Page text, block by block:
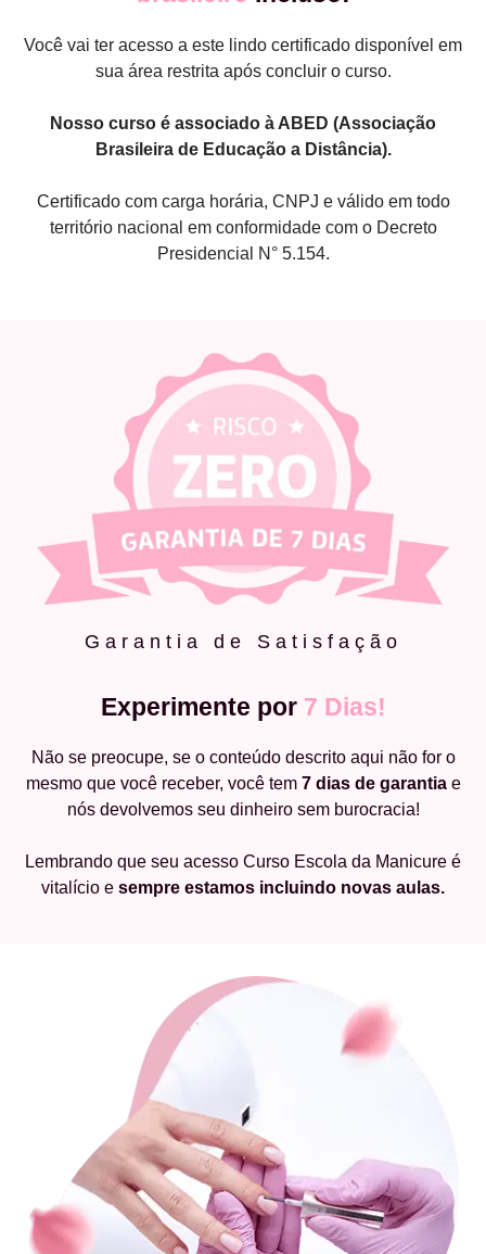
Você vai ter acesso a este lindo certificado disponível em
sua área restrita após concluir o curso.
Nosso curso é associado à ABED (Associação
Brasileira de Educação a Distância).
Certificado com carga horária, CNPJ e válido em todo
território nacional em conformidade com o Decreto
Presidencial N° 5.154.
Garantia de Satisfação
Experimente por 7 Dias!
Não se preocupe, se o conteúdo descrito aqui não for o
mesmo que você receber, você tem 7 dias de garantiae
nós devolvemos seu dinheiro sem burocracia!
Lembrando que seu acesso Curso Escola da Manicure é
vitalício e sempre estamos incluindo novas aulas.